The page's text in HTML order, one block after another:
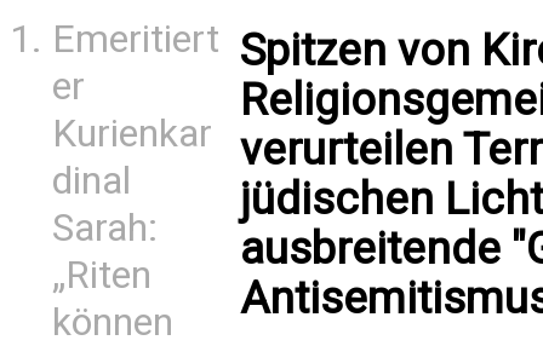
Emeritiert
er
Kurienkar
dinal
Sarah:
„Riten
können
Spitzen von
verurteilen
jüdischen
ausbreitende